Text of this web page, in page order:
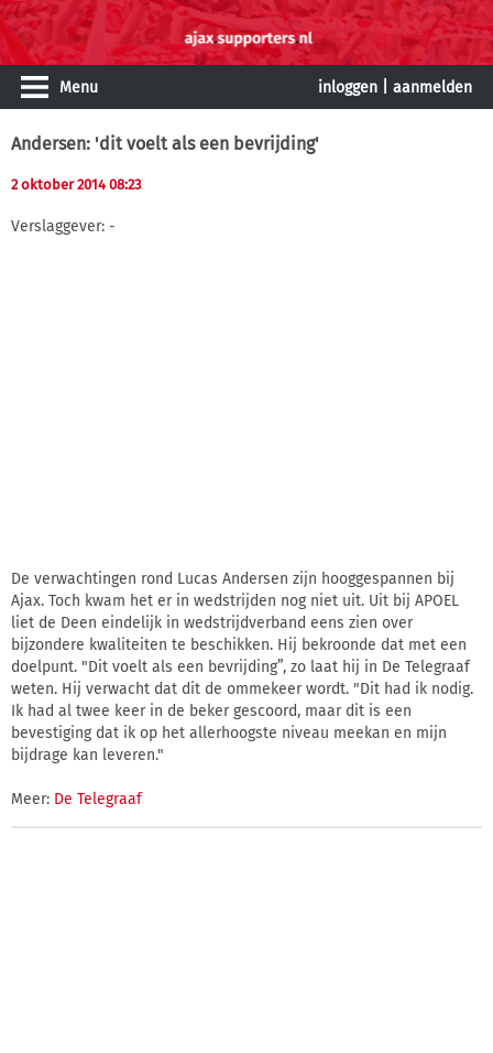
Menu inloggen aanmelden
Andersen: 'dit voelt als een bevrijding'
2 oktober 2014 08:23
Verslaggever: -
De verwachtingen rond Lucas Andersen zijn hooggespannen bij
Ajax. Toch kwam het er in wedstrijden nog niet uit. Uit bij APOEL
liet de Deen eindelijk in wedstrijdverband eens zien over
bijzondere kwaliteiten te beschikken. Hij bekroonde dat met een
doelpunt. "Dit voelt als een bevrijding”, zo laat hij in De Telegraaf
weten. Hij verwacht dat dit de ommekeer wordt. "Dit had ik nodig.
Ik had al twee keer in de beker gescoord, maar dit is een
bevestiging dat ik op het allerhoogste niveau meekan en mijn
bijdrage kan leveren."
Meer: De Telegraaf